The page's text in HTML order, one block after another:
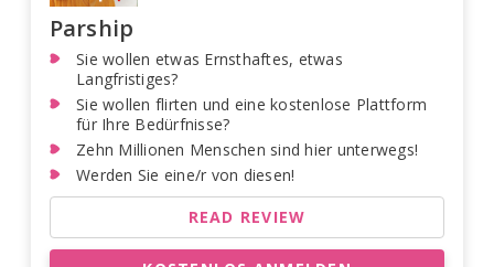
Parship
Sie wollen etwas Ernsthaftes, etwas
Langfristiges?
Sie wollen flirten und eine kostenlose Plattform
für Ihre Bedürfnisse?
Zehn Millionen Menschen sind hier unterwegs!
Werden Sie eine/r von diesen!
READ REVIEW